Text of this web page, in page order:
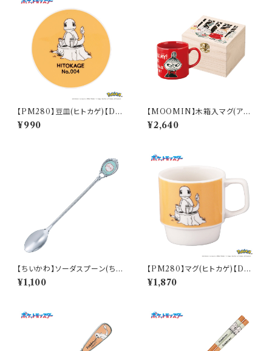
【PM280】豆皿(ヒトカゲ)【Dail
y Sketch】PM282-333
¥990
【MOOMIN】木箱入マグ(アイ
ムリトルミイ)【MM16000】M
M16001-11H
¥2,640
【ちいかわ】ソーダスプーン(ちい
かわ)【CKW40】CKW41-850
¥1,100
【PM280】マグ(ヒトカゲ)【Dail
y Sketch】PM282-11
¥1,870